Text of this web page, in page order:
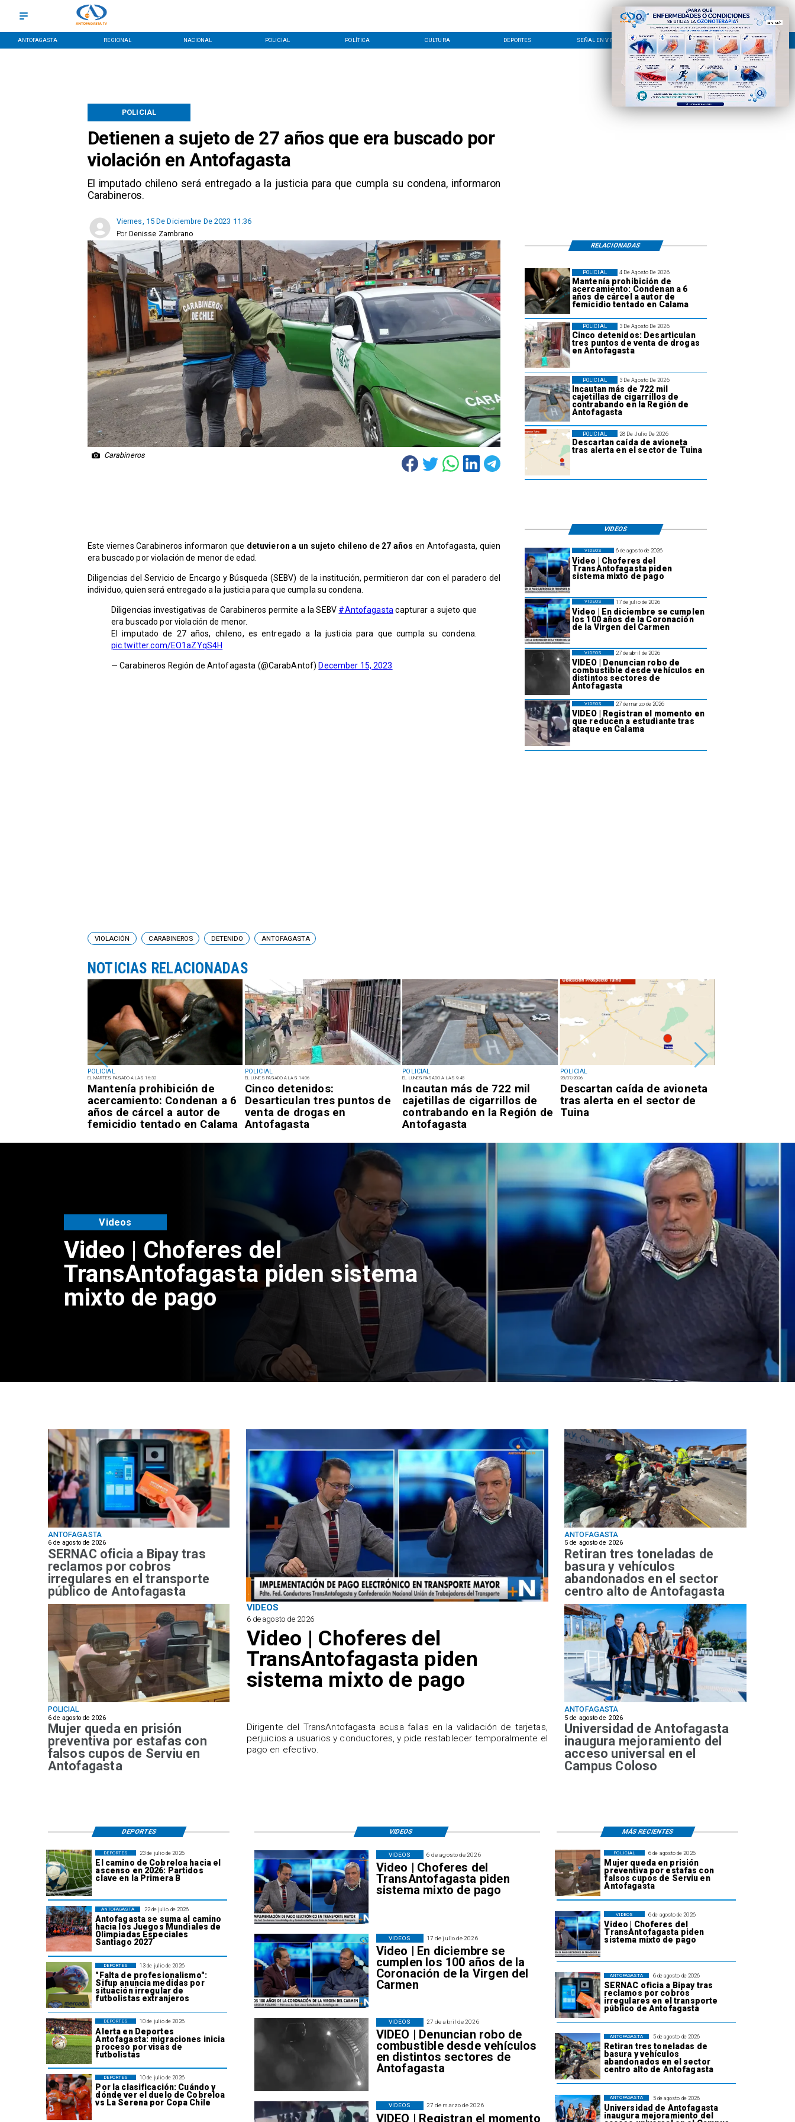
ANTOFAGASTA REGIONAL NACIONAL POLICIAL POLÍTICA CULTURA DEPORTES SEÑAL EN VIVO CONTACTO LÍNEA EDITORIAL
Detienen a sujeto de 27 años que era buscado por
violación en Antofagasta
El imputado chileno será entregado a la justicia para que cumpla su condena, informaron
Carabineros.
POLICIAL
Viernes, 15 De Diciembre De 2023 11:36
Denisse Zambrano
Por
Carabineros
4 De Agosto De 2026
Mantenía prohibición de
acercamiento: Condenan a 6
años de cárcel a autor de
femicidio tentado en Calama
POLICIAL
3 De Agosto De 2026
Cinco detenidos: Desarticulan
tres puntos de venta de drogas
en Antofagasta
POLICIAL
3 De Agosto De 2026
Incautan más de 722 mil
cajetillas de cigarrillos de
contrabando en la Región de
Antofagasta
POLICIAL
28 De Julio De 2026
Descartan caída de avioneta
tras alerta en el sector de Tuina
POLICIAL
RELACIONADAS
Este viernes Carabineros informaron que detuvieron a un sujeto chileno de 27 años en Antofagasta, quien
era buscado por violación de menor de edad.
Diligencias del Servicio de Encargo y Búsqueda (SEBV) de la institución, permitieron dar con el paradero del
individuo, quien será entregado a la justicia para que cumpla su condena.
Diligencias investigativas de Carabineros permite a la SEBV #Antofagastacapturar a sujeto que
era buscado por violación de menor.
El imputado de 27 años, chileno, es entregado a la justicia para que cumpla su condena.
pic.twitter.com/EO1aZYqS4H
— Carabineros Región de Antofagasta (@CarabAntof) December 15, 2023
VIDEOS
6 de agosto de 2026
Video | Choferes del
TransAntofagasta piden
sistema mixto de pago
VIDEOS
17 de julio de 2026
Video | En diciembre se cumplen
los 100 años de la Coronación
de la Virgen del Carmen
VIDEOS
27 de abril de 2026
VIDEO | Denuncian robo de
combustible desde vehículos en
distintos sectores de
Antofagasta
VIDEOS
27 de marzo de 2026
VIDEO | Registran el momento en
que reducen a estudiante tras
ataque en Calama
VIDEOS
POLICIAL
EL MARTES PASADO A LAS 16:32
Mantenía prohibición de
acercamiento: Condenan a 6
años de cárcel a autor de
femicidio tentado en Calama
POLICIAL
EL LUNES PASADO A LAS 14:06
Cinco detenidos:
Desarticulan tres puntos de
venta de drogas en
Antofagasta
POLICIAL
EL LUNES PASADO A LAS 9:45
Incautan más de 722 mil
cajetillas de cigarrillos de
contrabando en la Región de
Antofagasta
POLICIAL
28/07/2026
Descartan caída de avioneta
tras alerta en el sector de
Tuina
VIOLACIÓN CARABINEROS DETENIDO ANTOFAGASTA
NOTICIAS RELACIONADAS
Video | Choferes del
TransAntofagasta piden sistema
mixto de pago
Videos
ANTOFAGASTA
6 de agosto de 2026
SERNAC oficia a Bipay tras
reclamos por cobros
irregulares en el transporte
público de Antofagasta
VIDEOS
6 de agosto de 2026
Video | Choferes del
TransAntofagasta piden
sistema mixto de pago
​Dirigente del TransAntofagasta acusa fallas en la validación de tarjetas,
perjuicios a usuarios y conductores, y pide restablecer temporalmente el
pago en efectivo.
POLICIAL
6 de agosto de 2026
Mujer queda en prisión
preventiva por estafas con
falsos cupos de Serviu en
Antofagasta
ANTOFAGASTA
5 de agosto de 2026
Retiran tres toneladas de
basura y vehículos
abandonados en el sector
centro alto de Antofagasta
ANTOFAGASTA
5 de agosto de 2026
Universidad de Antofagasta
inaugura mejoramiento del
acceso universal en el
Campus Coloso
6 de agosto de 2026
Mujer queda en prisión
preventiva por estafas con
falsos cupos de Serviu en
Antofagasta
POLICIAL
6 de agosto de 2026
Video | Choferes del
TransAntofagasta piden
sistema mixto de pago
VIDEOS
6 de agosto de 2026
SERNAC oficia a Bipay tras
reclamos por cobros
irregulares en el transporte
público de Antofagasta
ANTOFAGASTA
5 de agosto de 2026
Retiran tres toneladas de
basura y vehículos
abandonados en el sector
centro alto de Antofagasta
ANTOFAGASTA
5 de agosto de 2026
Universidad de Antofagasta
inaugura mejoramiento del
ANTOFAGASTA
23 de julio de 2026
El camino de Cobreloa hacia el
ascenso en 2026: Partidos
clave en la Primera B
DEPORTES
22 de julio de 2026
Antofagasta se suma al camino
hacia los Juegos Mundiales de
Olimpiadas Especiales
Santiago 2027
ANTOFAGASTA
13 de julio de 2026
"Falta de profesionalismo":
Sifup anuncia medidas por
situación irregular de
futbolistas extranjeros
DEPORTES
10 de julio de 2026
Alerta en Deportes
Antofagasta: migraciones inicia
proceso por visas de
futbolistas
DEPORTES
10 de julio de 2026
Por la clasificación: Cuándo y
dónde ver el duelo de Cobreloa
vs La Serena por Copa Chile
DEPORTES
6 de agosto de 2026
Video | Choferes del
TransAntofagasta piden
sistema mixto de pago
VIDEOS
17 de julio de 2026
Video | En diciembre se
cumplen los 100 años de la
Coronación de la Virgen del
Carmen
VIDEOS
27 de abril de 2026
VIDEO | Denuncian robo de
combustible desde vehículos
en distintos sectores de
Antofagasta
VIDEOS
27 de marzo de 2026
VIDEO | Registran el momento
VIDEOS
VIDEOS
DEPORTES MÁS RECIENTES